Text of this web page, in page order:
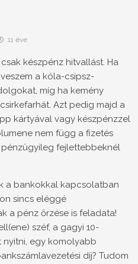
11 éve
készpénz hitvallást. Ha
a kóla-csipsz-
míg ha kemény
Azt pedig majd a
kártyával vagy készpénzzel
nem függ a fizetés
fejlettebbeknél
a bankokkal kapcsolatban
sincs eléggé
a pénz őrzése is feladata!
széf, a gagyi 10-
nyitni, egy komolyabb
díj? Tudom